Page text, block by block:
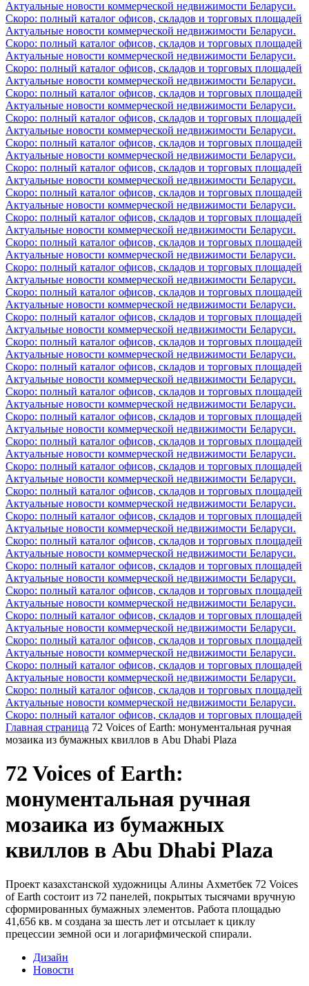
Актуальные новости коммерческой недвижимости Беларуси.
Скоро: полный каталог офисов, складов и торговых площадей
Актуальные новости коммерческой недвижимости Беларуси.
Скоро: полный каталог офисов, складов и торговых площадей
Актуальные новости коммерческой недвижимости Беларуси.
Скоро: полный каталог офисов, складов и торговых площадей
Актуальные новости коммерческой недвижимости Беларуси.
Скоро: полный каталог офисов, складов и торговых площадей
Актуальные новости коммерческой недвижимости Беларуси.
Скоро: полный каталог офисов, складов и торговых площадей
Актуальные новости коммерческой недвижимости Беларуси.
Скоро: полный каталог офисов, складов и торговых площадей
Актуальные новости коммерческой недвижимости Беларуси.
Скоро: полный каталог офисов, складов и торговых площадей
Актуальные новости коммерческой недвижимости Беларуси.
Скоро: полный каталог офисов, складов и торговых площадей
Актуальные новости коммерческой недвижимости Беларуси.
Скоро: полный каталог офисов, складов и торговых площадей
Актуальные новости коммерческой недвижимости Беларуси.
Скоро: полный каталог офисов, складов и торговых площадей
Актуальные новости коммерческой недвижимости Беларуси.
Скоро: полный каталог офисов, складов и торговых площадей
Актуальные новости коммерческой недвижимости Беларуси.
Скоро: полный каталог офисов, складов и торговых площадей
Актуальные новости коммерческой недвижимости Беларуси.
Скоро: полный каталог офисов, складов и торговых площадей
Актуальные новости коммерческой недвижимости Беларуси.
Скоро: полный каталог офисов, складов и торговых площадей
Актуальные новости коммерческой недвижимости Беларуси.
Скоро: полный каталог офисов, складов и торговых площадей
Актуальные новости коммерческой недвижимости Беларуси.
Скоро: полный каталог офисов, складов и торговых площадей
Актуальные новости коммерческой недвижимости Беларуси.
Скоро: полный каталог офисов, складов и торговых площадей
Актуальные новости коммерческой недвижимости Беларуси.
Скоро: полный каталог офисов, складов и торговых площадей
Актуальные новости коммерческой недвижимости Беларуси.
Скоро: полный каталог офисов, складов и торговых площадей
Актуальные новости коммерческой недвижимости Беларуси.
Скоро: полный каталог офисов, складов и торговых площадей
Актуальные новости коммерческой недвижимости Беларуси.
Скоро: полный каталог офисов, складов и торговых площадей
Актуальные новости коммерческой недвижимости Беларуси.
Скоро: полный каталог офисов, складов и торговых площадей
Актуальные новости коммерческой недвижимости Беларуси.
Скоро: полный каталог офисов, складов и торговых площадей
Актуальные новости коммерческой недвижимости Беларуси.
Скоро: полный каталог офисов, складов и торговых площадей
Актуальные новости коммерческой недвижимости Беларуси.
Скоро: полный каталог офисов, складов и торговых площадей
Актуальные новости коммерческой недвижимости Беларуси.
Скоро: полный каталог офисов, складов и торговых площадей
Актуальные новости коммерческой недвижимости Беларуси.
Скоро: полный каталог офисов, складов и торговых площадей
Актуальные новости коммерческой недвижимости Беларуси.
Скоро: полный каталог офисов, складов и торговых площадей
Актуальные новости коммерческой недвижимости Беларуси.
Скоро: полный каталог офисов, складов и торговых площадей
Главная страница 72 Voices of Earth: монументальная ручная
мозаика из бумажных квиллов в Abu Dhabi Plaza
72 Voices of Earth:
монументальная ручная
мозаика из бумажных
квиллов в Abu Dhabi Plaza
Проект казахстанской художницы Алины Ахметбек 72 Voices
of Earth состоит из 72 панелей, покрытых тысячами вручную
сформированных бумажных элементов. Работа площадью
41,656 кв. м создана за шесть лет и отсылает к циклу
прецессии земной оси и логарифмической спирали.
Дизайн
Новости